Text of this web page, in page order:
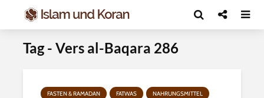
Tag - Vers al-Baqara 286
FASTEN & RAMADAN FATWAS NAHRUNGSMITTEL